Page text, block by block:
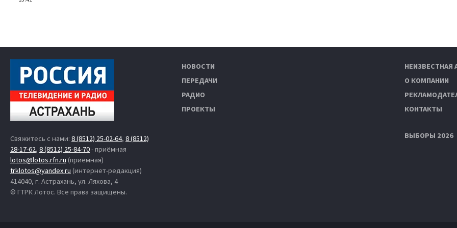
Свяжитесь с нами: 8 (8512) 25-02-64, 8 (8512)
28-17-62, 8 (8512) 25-84-70- приёмная
lotos@lotos.rfn.ru (приёмная)
trklotos@yandex.ru (интернет-редакция)
414040, г. Астрахань, ул. Ляхова, 4
© ГТРК Лотос. Все права защищены.
НОВОСТИ
ПЕРЕДАЧИ
РАДИО
ПРОЕКТЫ
НЕИЗВЕСТНАЯ
О КОМПАНИИ
КОНТАКТЫ
ВЫБОРЫ 2026